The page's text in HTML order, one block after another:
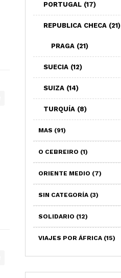
PORTUGAL (17)
REPUBLICA CHECA (21)
PRAGA (21)
SUECIA (12)
SUIZA (14)
TURQUÍA (8)
MAS (91)
O CEBREIRO (1)
ORIENTE MEDIO (7)
SIN CATEGORÍA (3)
SOLIDARIO (12)
VIAJES POR ÁFRICA (15)